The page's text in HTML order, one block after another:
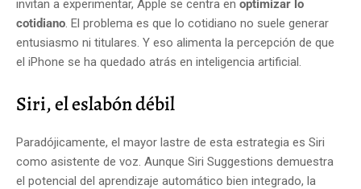
invitan a experimentar, Apple se centra en optimizar lo
cotidiano. El problema es que lo cotidiano no suele generar
entusiasmo ni titulares. Y eso alimenta la percepción de que
el iPhone se ha quedado atrás en inteligencia artificial.
Siri, el eslabón débil
Paradójicamente, el mayor lastre de esta estrategia es Siri
como asistente de voz. Aunque Siri Suggestions demuestra
el potencial del aprendizaje automático bien integrado, la